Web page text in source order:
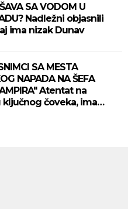
SA VODOM U
Nadležni objasnili
ima nizak Dunav
SA MESTA
NAPADA NA ŠEFA
Atentat na
čoveka, ima